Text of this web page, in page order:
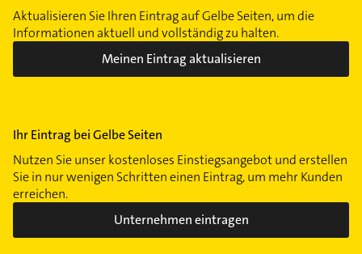
Aktualisieren Sie Ihren Eintrag auf Gelbe Seiten, um die
Informationen aktuell und vollständig zu halten.
Meinen Eintrag aktualisieren
Ihr Eintrag bei Gelbe Seiten
Nutzen Sie unser kostenloses Einstiegsangebot und erstellen
Sie in nur wenigen Schritten einen Eintrag, um mehr Kunden
erreichen.
Unternehmen eintragen